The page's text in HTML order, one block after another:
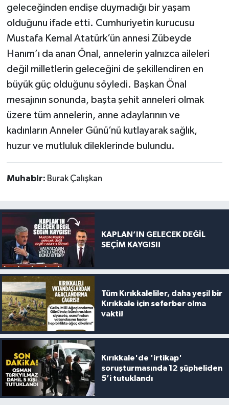
geleceğinden endişe duymadığı bir yaşam
olduğunu ifade etti. Cumhuriyetin kurucusu
Mustafa Kemal Atatürk’ün annesi Zübeyde
Hanım’ı da anan Önal, annelerin yalnızca aileleri
değil milletlerin geleceğini de şekillendiren en
büyük güç olduğunu söyledi. Başkan Önal
mesajının sonunda, başta şehit anneleri olmak
üzere tüm annelerin, anne adaylarının ve
kadınların Anneler Günü’nü kutlayarak sağlık,
huzur ve mutluluk dileklerinde bulundu.
Muhabir: Burak Çalışkan
KAPLAN’IN GELECEK DEĞİL
SEÇİM KAYGISI!
Tüm Kırıkkaleliler, daha yeşil bir
Kırıkkale için seferber olma
vakti!
Kırıkkale'de 'irtikap'
soruşturmasında 12 şüpheliden
5’i tutuklandı